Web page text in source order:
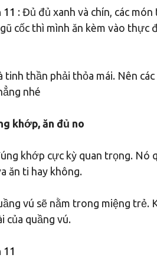
11 : Đủ đủ xanh và chín, các
cốc thì mình ăn kèm vào thực
thần phải thỏa mái. Nên
nhé
khớp, ăn đủ no
khớp cực kỳ quan trọng. Nó
ăn ti hay không.
vú sẽ nằm trong miệng trẻ.
của quầng vú.
11